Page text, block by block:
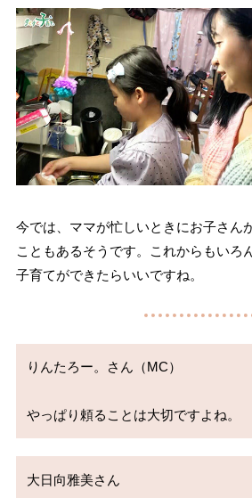
今では、ママが忙しいときにお子さん
こともあるそうです。これからもいろ
子育てができたらいいですね。
りんたろー。さん（MC）
大日向雅美さん